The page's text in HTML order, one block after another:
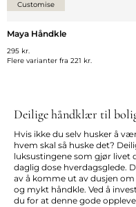
Customise
Maya Håndkle
295 kr.
Flere varianter fra 221 kr.
Deilige håndklær til
Hvis ikke du selv husker å
hvem skal så huske det?
luksustingene som gjør livet
daglig dose hverdagsglede.
av å komme ut av dusjen
og mykt håndkle. Ved å
du for at denne gode